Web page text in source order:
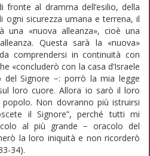
al dramma dell’esilio, della
ogni sicurezza umana e terrena, il
una «nuova alleanza», cioè una
Questa sarà la «nuova»
comprendersi in continuità con
«concluderò con la casa d’Israele
Signore −: porrò la mia legge
loro cuore. Allora io sarò il loro
Non dovranno più istruirsi
il Signore”, perché tutti mi
al più grande − oracolo del
la loro iniquità e non ricorderò
34).